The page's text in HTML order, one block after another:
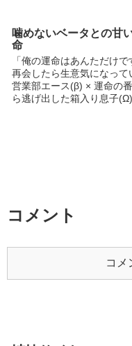
噛めないベータとの甘
命
「俺の運命はあんただけで
再会したら生意気になって
営業部エース(β) × 運命の
ら逃げ出した箱入り息子(Ω)
コメント
コメ